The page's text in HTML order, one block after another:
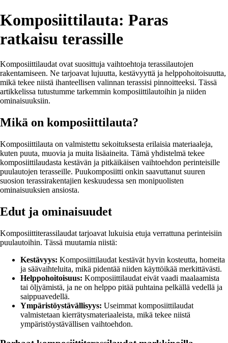
Komposiittilauta: Paras
ratkaisu terassille
Komposiittilaudat ovat suosittuja vaihtoehtoja terassilautojen
rakentamiseen. Ne tarjoavat lujuutta, kestävyyttä ja helppohoitoisuutta,
mikä tekee niistä ihanteellisen valinnan terassisi pinnoitteeksi. Tässä
artikkelissa tutustumme tarkemmin komposiittilautoihin ja niiden
ominaisuuksiin.
Mikä on komposiittilauta?
Komposiittilauta on valmistettu sekoituksesta erilaisia materiaaleja,
kuten puuta, muovia ja muita lisäaineita. Tämä yhdistelmä tekee
komposiittilaudasta kestävän ja pitkäikäisen vaihtoehdon perinteisille
puulautojen terasseille. Puukomposiitti onkin saavuttanut suuren
suosion terassirakentajien keskuudessa sen monipuolisten
ominaisuuksien ansiosta.
Edut ja ominaisuudet
Komposiittiterassilaudat tarjoavat lukuisia etuja verrattuna perinteisiin
puulautoihin. Tässä muutamia niistä:
Kestävyys: Komposiittilaudat kestävät hyvin kosteutta, homeita
ja säävaihteluita, mikä pidentää niiden käyttöikää merkittävästi.
Helppohoitoisuus: Komposiittilaudat eivät vaadi maalaamista
tai öljyämistä, ja ne on helppo pitää puhtaina pelkällä vedellä ja
saippuavedellä.
Ympäristöystävällisyys: Useimmat komposiittilaudat
valmistetaan kierrätysmateriaaleista, mikä tekee niistä
ympäristöystävällisen vaihtoehdon.